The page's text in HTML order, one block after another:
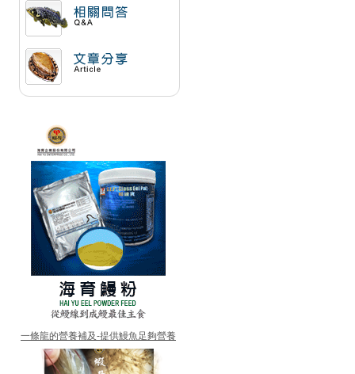
活動訊息
相關問答
一條龍的營養補及-提供鰻魚足夠營養